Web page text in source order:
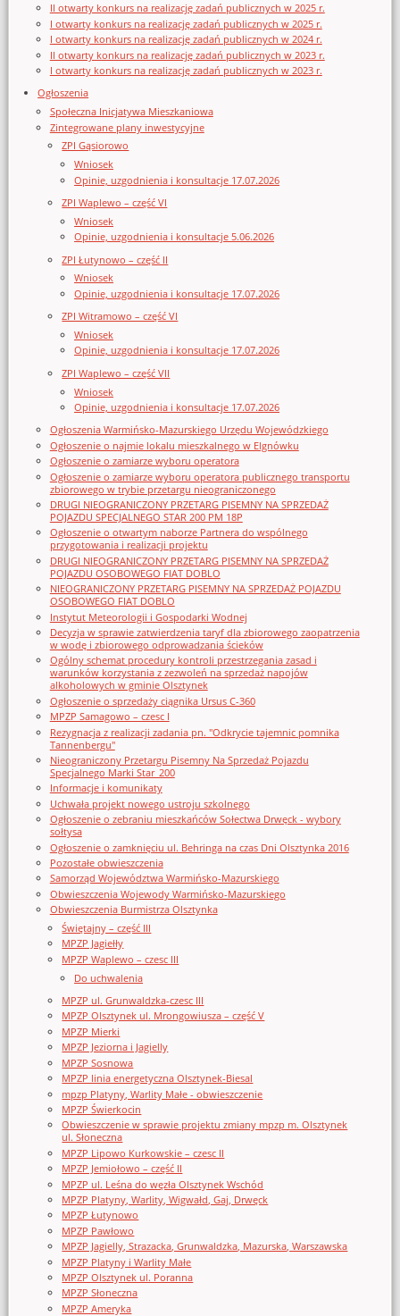
II otwarty konkurs na realizację zadań publicznych w 2025 r.
I otwarty konkurs na realizację zadań publicznych w 2025 r.
I otwarty konkurs na realizację zadań publicznych w 2024 r.
II otwarty konkurs na realizację zadań publicznych w 2023 r.
I otwarty konkurs na realizację zadań publicznych w 2023 r.
Ogłoszenia
Społeczna Inicjatywa Mieszkaniowa
Zintegrowane plany inwestycyjne
ZPI Gąsiorowo
Wniosek
Opinie, uzgodnienia i konsultacje 17.07.2026
ZPI Waplewo – część VI
Wniosek
Opinie, uzgodnienia i konsultacje 5.06.2026
ZPI Łutynowo – część II
Wniosek
Opinie, uzgodnienia i konsultacje 17.07.2026
ZPI Witramowo – część VI
Wniosek
Opinie, uzgodnienia i konsultacje 17.07.2026
ZPI Waplewo – część VII
Wniosek
Opinie, uzgodnienia i konsultacje 17.07.2026
Ogłoszenia Warmińsko-Mazurskiego Urzędu Wojewódzkiego
Ogłoszenie o najmie lokalu mieszkalnego w Elgnówku
Ogłoszenie o zamiarze wyboru operatora
Ogłoszenie o zamiarze wyboru operatora publicznego transportu
zbiorowego w trybie przetargu nieograniczonego
DRUGI NIEOGRANICZONY PRZETARG PISEMNY NA SPRZEDAŻ
POJAZDU SPECJALNEGO STAR 200 PM 18P
Ogłoszenie o otwartym naborze Partnera do wspólnego
przygotowania i realizacji projektu
DRUGI NIEOGRANICZONY PRZETARG PISEMNY NA SPRZEDAŻ
POJAZDU OSOBOWEGO FIAT DOBLO
NIEOGRANICZONY PRZETARG PISEMNY NA SPRZEDAŻ POJAZDU
OSOBOWEGO FIAT DOBLO
Instytut Meteorologii i Gospodarki Wodnej
Decyzja w sprawie zatwierdzenia taryf dla zbiorowego zaopatrzenia
w wodę i zbiorowego odprowadzania ścieków
Ogólny schemat procedury kontroli przestrzegania zasad i
warunków korzystania z zezwoleń na sprzedaż napojów
alkoholowych w gminie Olsztynek
Ogłoszenie o sprzedaży ciągnika Ursus C-360
MPZP Samagowo – czesc I
Rezygnacja z realizacji zadania pn. "Odkrycie tajemnic pomnika
Tannenbergu"
Nieograniczony Przetargu Pisemny Na Sprzedaż Pojazdu
Specjalnego Marki Star_200
Informacje i komunikaty
Uchwała projekt nowego ustroju szkolnego
Ogłoszenie o zebraniu mieszkańców Sołectwa Drwęck - wybory
sołtysa
Ogłoszenie o zamknięciu ul. Behringa na czas Dni Olsztynka 2016
Pozostałe obwieszczenia
Samorząd Województwa Warmińsko-Mazurskiego
Obwieszczenia Wojewody Warmińsko-Mazurskiego
Obwieszczenia Burmistrza Olsztynka
Świętajny – część III
MPZP Jagiełły
MPZP Waplewo – czesc III
Do uchwalenia
MPZP ul. Grunwaldzka-czesc III
MPZP Olsztynek ul. Mrongowiusza – część V
MPZP Mierki
MPZP Jeziorna i Jagielly
MPZP Sosnowa
MPZP linia energetyczna Olsztynek-Biesal
mpzp Platyny, Warlity Małe - obwieszczenie
MPZP Świerkocin
Obwieszczenie w sprawie projektu zmiany mpzp m. Olsztynek
ul. Słoneczna
MPZP Lipowo Kurkowskie – czesc II
MPZP Jemiołowo – część II
MPZP ul. Leśna do węzła Olsztynek Wschód
MPZP Platyny, Warlity, Wigwałd, Gaj, Drwęck
MPZP Łutynowo
MPZP Pawłowo
MPZP Jagielly, Strazacka, Grunwaldzka, Mazurska, Warszawska
MPZP Platyny i Warlity Małe
MPZP Olsztynek ul. Poranna
MPZP Słoneczna
MPZP Ameryka